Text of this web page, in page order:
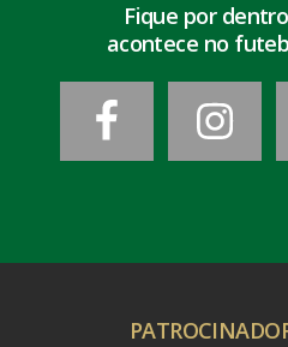
Fique por
acontece no